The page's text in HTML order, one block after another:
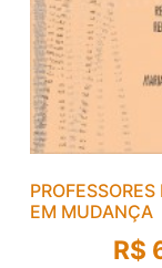
EM MUDANÇA
R$